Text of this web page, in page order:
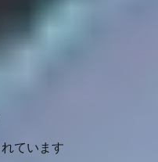
ています